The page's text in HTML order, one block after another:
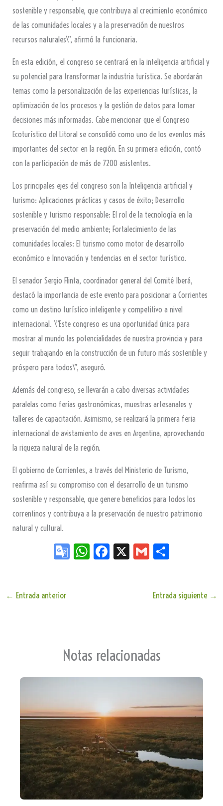
sostenible y responsable, que contribuya al crecimiento económico
de las comunidades locales y a la preservación de nuestros
recursos naturales\”, afirmó la funcionaria.
En esta edición, el congreso se centrará en la inteligencia artificial y
su potencial para transformar la industria turística. Se abordarán
temas como la personalización de las experiencias turísticas, la
optimización de los procesos y la gestión de datos para tomar
decisiones más informadas. Cabe mencionar que el Congreso
Ecoturístico del Litoral se consolidó como uno de los eventos más
importantes del sector en la región. En su primera edición, contó
con la participación de más de 7200 asistentes.
Los principales ejes del congreso son la Inteligencia artificial y
turismo: Aplicaciones prácticas y casos de éxito; Desarrollo
sostenible y turismo responsable: El rol de la tecnología en la
preservación del medio ambiente; Fortalecimiento de las
comunidades locales: El turismo como motor de desarrollo
económico e Innovación y tendencias en el sector turístico.
El senador Sergio Flinta, coordinador general del Comité Iberá,
destacó la importancia de este evento para posicionar a Corrientes
como un destino turístico inteligente y competitivo a nivel
internacional. \”Este congreso es una oportunidad única para
mostrar al mundo las potencialidades de nuestra provincia y para
seguir trabajando en la construcción de un futuro más sostenible y
próspero para todos\”, aseguró.
Además del congreso, se llevarán a cabo diversas actividades
paralelas como ferias gastronómicas, muestras artesanales y
talleres de capacitación. Asimismo, se realizará la primera feria
internacional de avistamiento de aves en Argentina, aprovechando
la riqueza natural de la región.
El gobierno de Corrientes, a través del Ministerio de Turismo,
reafirma así su compromiso con el desarrollo de un turismo
sostenible y responsable, que genere beneficios para todos los
correntinos y contribuya a la preservación de nuestro patrimonio
natural y cultural.
Go
te
W
Fa
X
G
← Entrada anterior Entrada siguiente →
Notas relacionadas